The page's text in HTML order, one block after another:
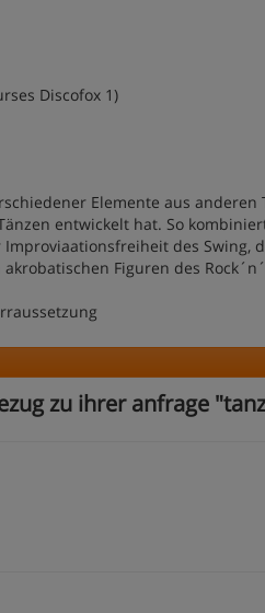
Discofox 1)
Elemente aus
entwickelt hat. So
des Swing,
Figuren des
zu ihrer anfrage